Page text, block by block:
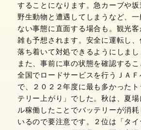
することになります。急カーブや坂
野生動物と遭遇してしまうなど、
ない事態に直面する場合も。観光
雑も予想されます。安全に運転し、
落ち着いて対処できるようにしまし
また、事前に車の状態を確認するこ
全国でロードサービスを行うＪＡ
で、２０２２年度に最も多かった
テリー上がり」でした。秋は、夏
ル稼働したことでバッテリーが消
いるので要注意です。２位は「タ